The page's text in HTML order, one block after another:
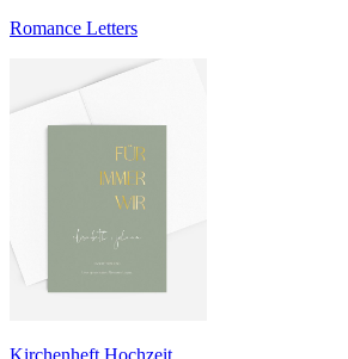
Romance Letters